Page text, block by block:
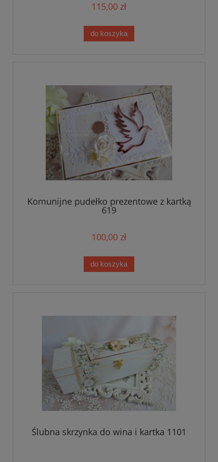
115,00 zł
do koszyka
Komunijne pudełko prezentowe z kartką
619
100,00 zł
do koszyka
Ślubna skrzynka do wina i kartka 1101